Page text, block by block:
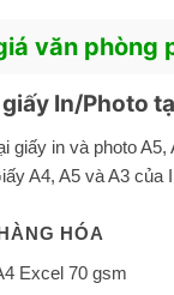
văn phòng
giấy In/Photo
giấy in và photo
A4, A5 và A3 của
HÓA
Excel 70 gsm